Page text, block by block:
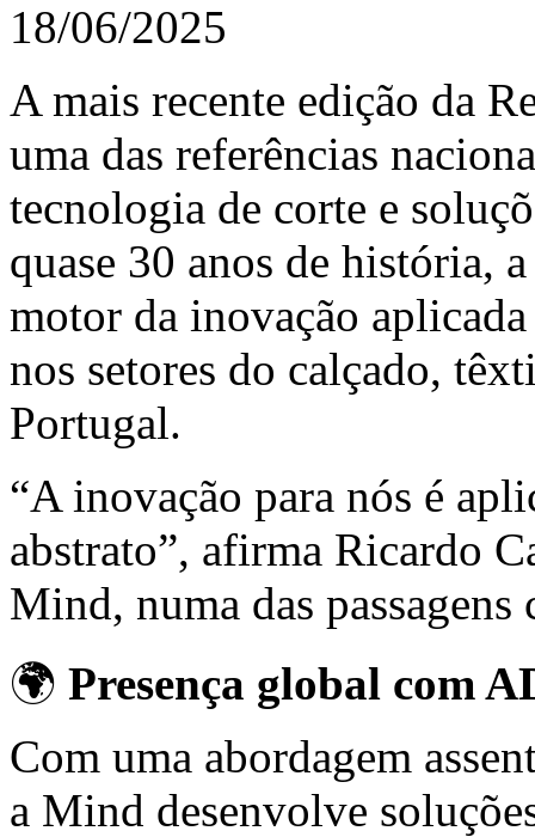
18/06/2025
A mais recente edição da
uma das referências
tecnologia de corte e
quase 30 anos de história,
motor da inovação
nos setores do calçado,
Portugal.
“A inovação para nós é
abstrato”, afirma Ricardo
Mind, numa das
🌍 Presença global com
Com uma abordagem
a Mind desenvolve